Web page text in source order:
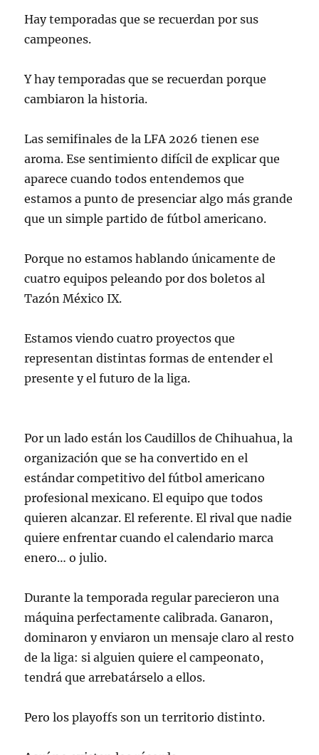
Hay temporadas que se recuerdan por sus
campeones.
Y hay temporadas que se recuerdan porque
cambiaron la historia.
Las semifinales de la LFA 2026 tienen ese
aroma. Ese sentimiento difícil de explicar que
aparece cuando todos entendemos que
estamos a punto de presenciar algo más grande
que un simple partido de fútbol americano.
Porque no estamos hablando únicamente de
cuatro equipos peleando por dos boletos al
Tazón México IX.
Estamos viendo cuatro proyectos que
representan distintas formas de entender el
presente y el futuro de la liga.
Por un lado están los Caudillos de Chihuahua, la
organización que se ha convertido en el
estándar competitivo del fútbol americano
profesional mexicano. El equipo que todos
quieren alcanzar. El referente. El rival que nadie
quiere enfrentar cuando el calendario marca
enero… o julio.
Durante la temporada regular parecieron una
máquina perfectamente calibrada. Ganaron,
dominaron y enviaron un mensaje claro al resto
de la liga: si alguien quiere el campeonato,
tendrá que arrebatárselo a ellos.
Pero los playoffs son un territorio distinto.